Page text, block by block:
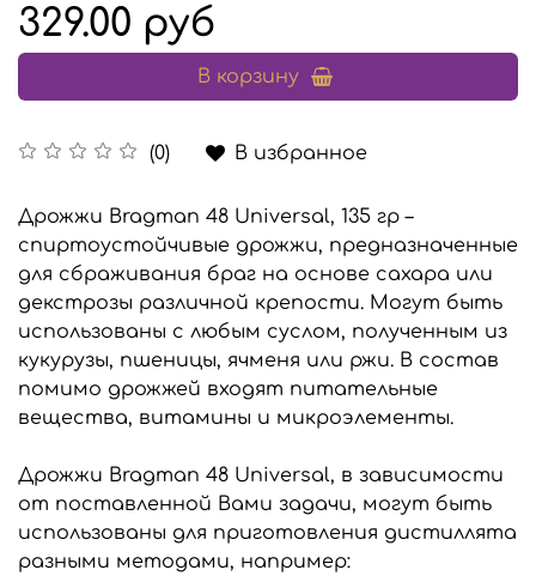
(0) В избранное
329.00 руб
В корзину
Дрожжи Bragman 48 Universal, 135 гр –
спиртоустойчивые дрожжи, предназначенные
для сбраживания браг на основе сахара или
декстрозы различной крепости. Могут быть
использованы с любым суслом, полученным из
кукурузы, пшеницы, ячменя или ржи. В состав
помимо дрожжей входят питательные
вещества, витамины и микроэлементы.
Дрожжи Bragman 48 Universal, в зависимости
от поставленной Вами задачи, могут быть
использованы для приготовления дистиллята
разными методами, например: